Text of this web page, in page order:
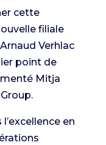
cette
filiale
Verhlac
point de
Mitja
en